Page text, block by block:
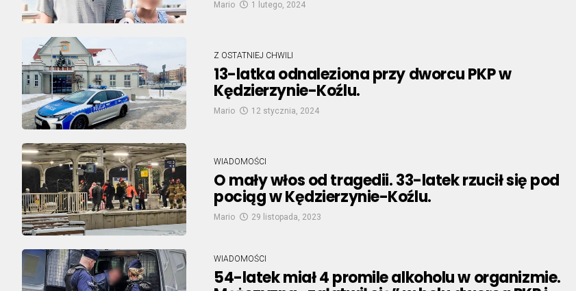
Mario 1 lutego, 2024
Z OSTATNIEJ CHWILI
13-latka odnaleziona przy dworcu PKP w
Kędzierzynie-Koźlu.
Mario 12 stycznia, 2024
WIADOMOŚCI
O mały włos od tragedii. 33-latek rzucił się pod
pociąg w Kędzierzynie-Koźlu.
Mario 29 listopada, 2023
WIADOMOŚCI
54-latek miał 4 promile alkoholu w organizmie.